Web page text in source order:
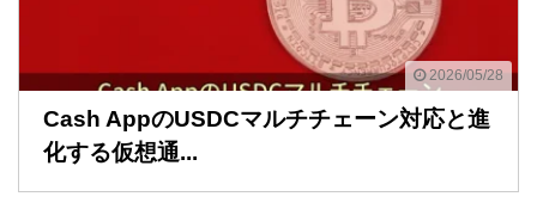
2026/05/28
Cash AppのUSDCマルチチェーン対応と進
化する仮想通...